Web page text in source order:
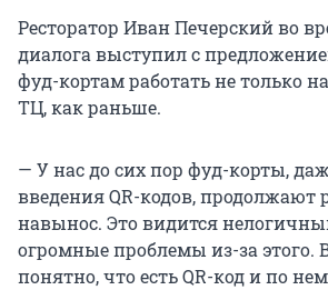
Ресторатор Иван Печерский во
диалога выступил с
фуд-кортам работать не только
ТЦ, как раньше.
— У нас до сих пор фуд-корты,
введения QR-кодов, продолжают
навынос. Это видится
огромные проблемы из-за этого.
понятно, что есть QR-код и по